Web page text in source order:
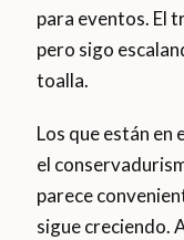
para eventos. El
pero sigo
toalla.
Los que están en
el
parece
sigue creciendo.